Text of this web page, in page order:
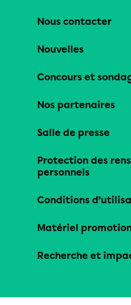
Nous contacter
Nouvelles
Concours et
Nos partenaires
Salle de presse
Protection des
personnels
Conditions
Matériel
Recherche et